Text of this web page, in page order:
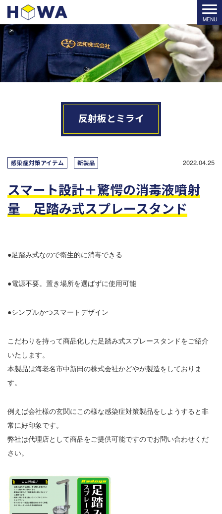
反射板とミライ
感染症対策アイテム 新製品 2022.04.25
スマート設計＋驚愕の消毒液噴射
量 足踏み式スプレースタンド
●足踏み式なので衛生的に消毒できる
●電源不要。置き場所を選ばずに使用可能
●シンプルかつスマートデザイン
こだわりを持って商品化した足踏み式スプレースタンドをご紹介
いたします。
本製品は海老名市中新田の株式会社かどやが製造をしておりま
す。
例えば会社様の玄関にこの様な感染症対策製品をしようすると非
常に好印象です。
弊社は代理店として商品をご提供可能ですのでお問い合わせくだ
さい。